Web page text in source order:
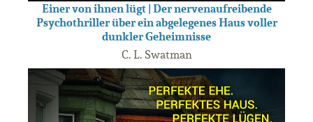
Einer von ihnen lügt | Der nervenaufreibende
Psychothriller über ein abgelegenes Haus voller
dunkler Geheimnisse
C. L. Swatman